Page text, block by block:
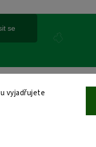
vyjadřujete
se